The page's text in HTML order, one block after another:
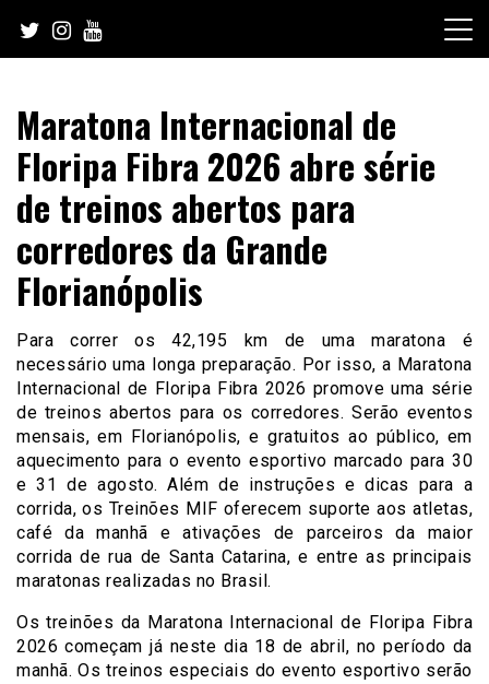
content
Maratona Internacional de
Floripa Fibra 2026 abre série
de treinos abertos para
corredores da Grande
Florianópolis
Para correr os 42,195 km de uma maratona é
necessário uma longa preparação. Por isso, a Maratona
Internacional de Floripa Fibra 2026 promove uma série
de treinos abertos para os corredores. Serão eventos
mensais, em Florianópolis, e gratuitos ao público, em
aquecimento para o evento esportivo marcado para 30
e 31 de agosto. Além de instruções e dicas para a
corrida, os Treinões MIF oferecem suporte aos atletas,
café da manhã e ativações de parceiros da maior
corrida de rua de Santa Catarina, e entre as principais
maratonas realizadas no Brasil.
Os treinões da Maratona Internacional de Floripa Fibra
2026 começam já neste dia 18 de abril, no período da
manhã. Os treinos especiais do evento esportivo serão